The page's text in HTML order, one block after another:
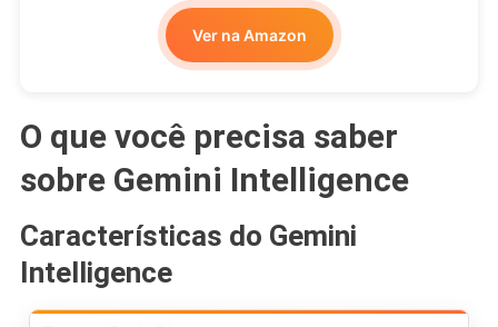
Ver na Amazon
O que você precisa saber
sobre Gemini Intelligence
Características do Gemini
Intelligence